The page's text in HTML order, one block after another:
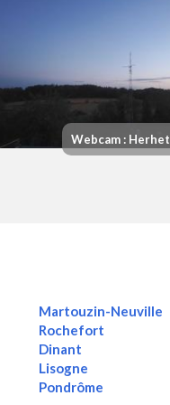
Webcam : Herhet
Martouzin-Neuville
Rochefort
Dinant
Lisogne
Pondrôme